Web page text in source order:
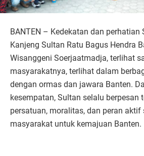
BANTEN – Kedekatan dan perhatian
Kanjeng Sultan Ratu Bagus Hendra
Wisanggeni Soerjaatmadja, terlihat
masyarakatnya, terlihat dalam
dengan ormas dan jawara Banten.
kesempatan, Sultan selalu berpesan
persatuan, moralitas, dan peran aktif
masyarakat untuk kemajuan Banten.